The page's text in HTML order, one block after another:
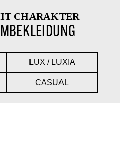
CHARAKTER
LUX / LUXIA
CASUAL